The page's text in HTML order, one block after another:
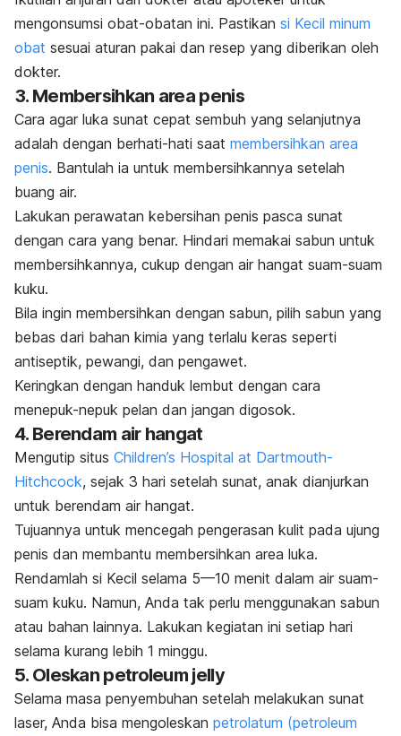
mengonsumsi obat-obatan ini. Pastikan si Kecil minum
obat sesuai aturan pakai dan resep yang diberikan oleh
dokter.
3. Membersihkan area penis
Cara agar luka sunat cepat sembuh yang selanjutnya
adalah dengan berhati-hati saat membersihkan area
penis. Bantulah ia untuk membersihkannya setelah
buang air.
Lakukan perawatan kebersihan penis pasca sunat
dengan cara yang benar. Hindari memakai sabun untuk
membersihkannya, cukup dengan air hangat suam-suam
kuku.
Bila ingin membersihkan dengan sabun, pilih sabun yang
bebas dari bahan kimia yang terlalu keras seperti
antiseptik, pewangi, dan pengawet.
Keringkan dengan handuk lembut dengan cara
menepuk-nepuk pelan dan jangan digosok.
4. Berendam air hangat
Mengutip situs Children’s Hospital at Dartmouth-
Hitchcock, sejak 3 hari setelah sunat, anak dianjurkan
untuk berendam air hangat.
Tujuannya untuk mencegah pengerasan kulit pada ujung
penis dan membantu membersihkan area luka.
Rendamlah si Kecil selama 5—10 menit dalam air suam-
suam kuku. Namun, Anda tak perlu menggunakan sabun
atau bahan lainnya. Lakukan kegiatan ini setiap hari
selama kurang lebih 1 minggu.
5. Oleskan petroleum jelly
Selama masa penyembuhan setelah melakukan sunat
laser, Anda bisa mengoleskan petrolatum (petroleum